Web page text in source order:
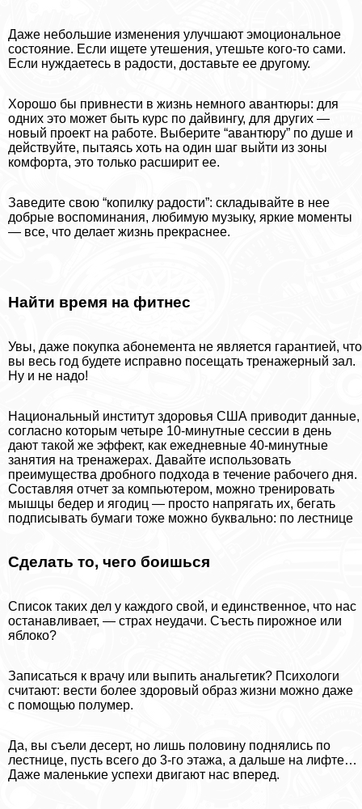
Даже небольшие изменения улучшают эмоциональное
состояние. Если ищете утешения, утешьте кого-то сами.
Если нуждаетесь в радости, доставьте ее другому.
Хорошо бы привнести в жизнь немного авантюры: для
одних это может быть курс по дайвингу, для других —
новый проект на работе. Выберите “авантюру” по душе и
действуйте, пытаясь хоть на один шаг выйти из зоны
комфорта, это только расширит ее.
Заведите свою “копилку радости”: складывайте в нее
добрые воспоминания, любимую музыку, яркие моменты
— все, что делает жизнь прекраснее.
Найти время на фитнес
Увы, даже покупка абонемента не является гарантией, что
вы весь год будете исправно посещать тренажерный зал.
Ну и не надо!
Национальный институт здоровья США приводит данные,
согласно которым четыре 10-минутные сессии в день
дают такой же эффект, как ежедневные 40-минутные
занятия на тренажерах. Давайте использовать
преимущества дробного подхода в течение рабочего дня.
Составляя отчет за компьютером, можно тренировать
мышцы бедер и ягoдиц — просто напрягать их, бегать
подписывать бумаги тоже можно буквально: по лестнице
Сделать то, чего боишься
Список таких дел у каждого свой, и единственное, что нас
останавливает, — страх неудачи. Съесть пирожное или
яблоко?
Записаться к врачу или выпить aнaльгетик? Психологи
считают: вести более здоровый образ жизни можно даже
с помощью полумер.
Да, вы съели десерт, но лишь половину поднялись по
лестнице, пусть всего до 3-го этажа, а дальше на лифте…
Даже маленькие успехи двигают нас вперед.